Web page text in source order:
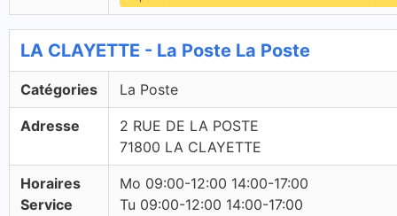
LA CLAYETTE - La Poste La Poste
Catégories La Poste
Adresse
2 RUE DE LA POSTE
71800 LA CLAYETTE
Horaires
Service
Mo 09:00-12:00 14:00-17:00
Tu 09:00-12:00 14:00-17:00